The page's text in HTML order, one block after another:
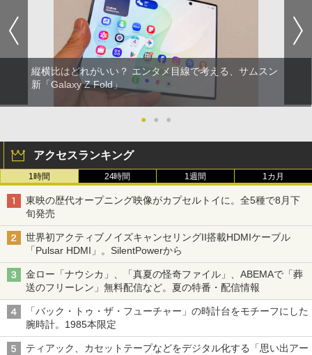
縦横比はどれがいい？ エンタメ目線で考える、サムスン
新「Galaxy Z Fold」
● ● ●
アクセスランキング
1時間 24時間 1週間 1カ月
東映の歴代オープニング映像がカプセルトイに。全5種で8月下
旬発売
世界初アクティブノイズキャンセリングII搭載HDMIケーブル
「Pulsar HDMI」。SilentPowerから
金ロー「ナウシカ」、「真夏の怪奇ファイル」、ABEMAで「葬
送のフリーレン」無料配信など。夏の特番・配信情報
「バック・トゥ・ザ・フューチャー」の時計台をモチーフにした
腕時計。1985本限定
ティアック、カセットテープなどをデジタル化する「思い出アー